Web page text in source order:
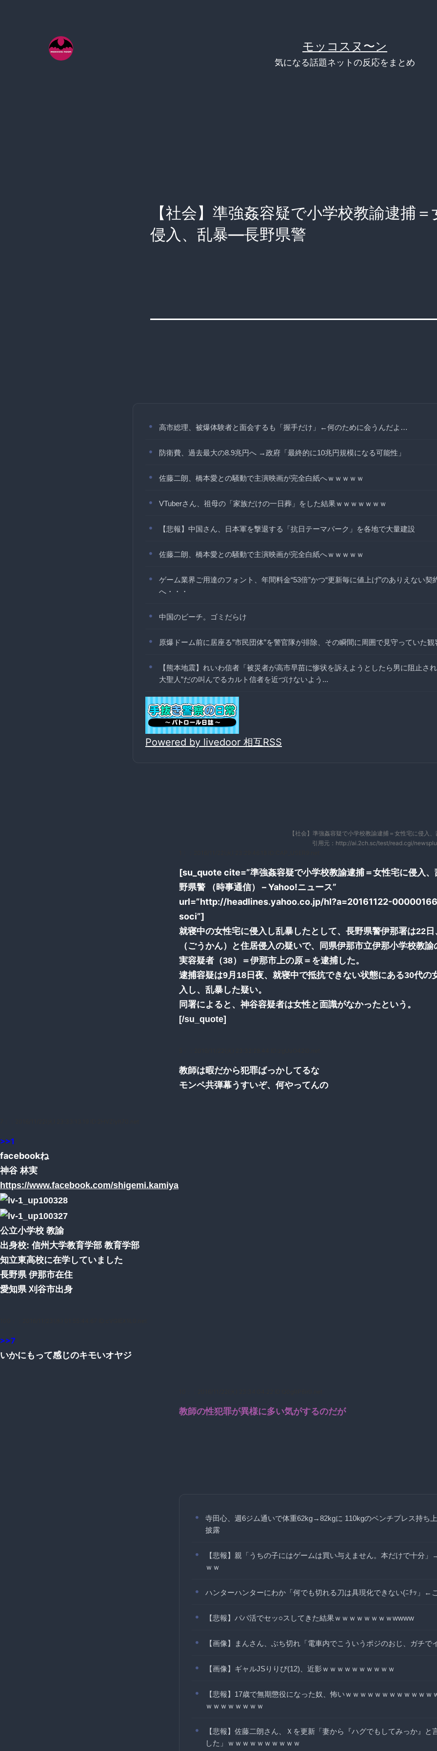
モッコスヌ〜ン
気になる話題ネットの反応をまとめ
【社会】準強姦容疑で小学校教諭逮捕
侵入、乱暴―長野県警
高市総理、被爆体験者と面会するも「握手だけ」←何のために会うんだよ…
防衛費、過去最大の8.9兆円へ →政府「最終的に10兆円規模になる可能性」
佐藤二朗、橋本愛との騒動で主演映画が完全白紙へｗｗｗｗｗ
VTuberさん、祖母の「家族だけの一日葬」をした結果ｗｗｗｗｗｗｗ
【悲報】中国さん、日本軍を撃退する「抗日テーマパーク」を各地で大量建設
佐藤二朗、橋本愛との騒動で主演映画が完全白紙へｗｗｗｗｗ
ゲーム業界ご用達のフォント、年間料金“53倍”かつ“更新毎に値上げ”のありえない契
へ・・・
中国のビーチ。ゴミだらけ
原爆ドーム前に居座る”市民団体”を警官隊が排除、その瞬間に周囲で見守っていた
【熊本地震】れいわ信者「被災者が高市早苗に惨状を訴えようとしたら男に阻止さ
大聖人”だの叫んでるカルト信者を近づけないよう...
Powered by livedoor 相互RSS
【社会】準強姦容疑で小学校教諭逮捕＝女性宅に侵入
引用元：http://ai.2ch.sc/test/read.cgi/
[su_quote cite=”準強姦容疑で小学校教諭逮捕＝女性宅に侵入
野県警 （時事通信） – Yahoo!ニュース”
url=”http://headlines.yahoo.co.jp/hl?a=20161122-
soci”]
就寝中の女性宅に侵入し乱暴したとして、長野県警伊那署は22日
（ごうかん）と住居侵入の疑いで、同県伊那市立伊那小学校教諭
実容疑者（38）＝伊那市上の原＝を逮捕した。
逮捕容疑は9月18日夜、就寝中で抵抗できない状態にある30代の
入し、乱暴した疑い。
同署によると、神谷容疑者は女性と面識がなかったという。
[/su_quote]
教師は暇だから犯罪ばっかしてるな
モンペ共弾幕うすいぞ、何やってんの
>>1
facebookね
神谷 林実
https://www.facebook.com/shigemi.kamiya
公立小学校 教諭
出身校: 信州大学教育学部 教育学部
知立東高校に在学していました
長野県 伊那市在住
愛知県 刈谷市出身
>>7
いかにもって感じのキモいオヤジ
教師の性犯罪が異様に多い気がするのだが
寺田心、週6ジム通いで体重62kg→82kgに 110kgのベンチプレス持ち
披露
【悲報】親「うちの子にはゲームは買い与えません。本だけで十分
ｗｗ
ハンターハンターにわか「何でも切れる刀は具現化できない(ﾆﾁｯ」←
【悲報】パパ活でセッ○スしてきた結果ｗｗｗｗｗｗｗｗwwww
【画像】まんさん、ぶち切れ「電車内でこういうポジのおじ、ガチで
【画像】ギャルJSりりぴ(12)、近影ｗｗｗｗｗｗｗｗｗｗ
【悲報】17歳で無期懲役になった奴、怖いｗｗｗｗｗｗｗｗｗｗｗｗ
ｗｗｗｗｗｗｗｗ
【悲報】佐藤二朗さん、Ｘを更新「妻から『ハグでもしてみっか』と
した」ｗｗｗｗｗｗｗｗｗｗ